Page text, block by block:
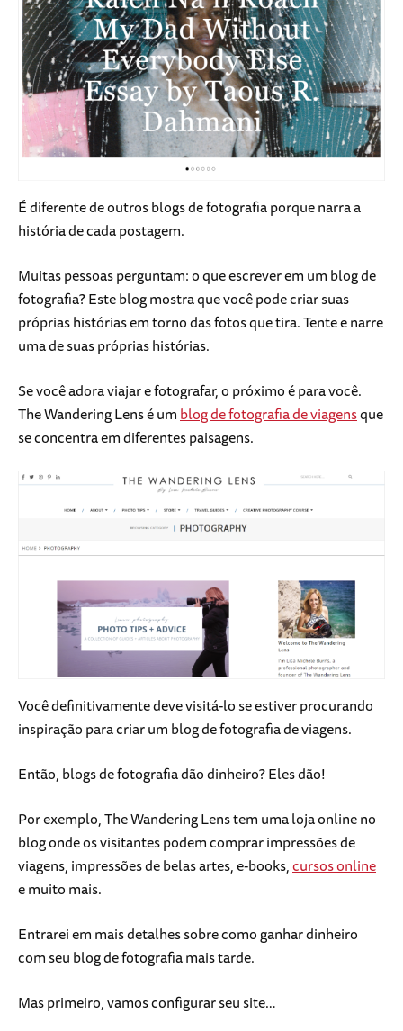
É diferente de outros blogs de fotografia porque narra a
história de cada postagem.
Muitas pessoas perguntam: o que escrever em um blog de
fotografia? Este blog mostra que você pode criar suas
próprias histórias em torno das fotos que tira. Tente e narre
uma de suas próprias histórias.
Se você adora viajar e fotografar, o próximo é para você.
The Wandering Lens é umblog de fotografia de viagensque
se concentra em diferentes paisagens.
Você definitivamente deve visitá-lo se estiver procurando
inspiração para criar um blog de fotografia de viagens.
Então, blogs de fotografia dão dinheiro? Eles dão!
Por exemplo, The Wandering Lens tem uma loja online no
blog onde os visitantes podem comprar impressões de
viagens, impressões de belas artes, e-books,cursos online
e muito mais.
Entrarei em mais detalhes sobre como ganhar dinheiro
com seu blog de fotografia mais tarde.
Mas primeiro, vamos configurar seu site…